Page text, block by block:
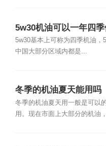
5w30机油可以一年四
5w30基本上可称为四季机油，
中国大部分区域内都是...
冬季的机油夏天能用吗
冬季的机油夏天用一般是可以
用。现在市面上大部分的机油，